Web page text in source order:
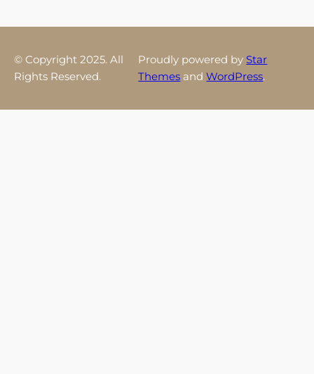
© Copyright 2025. All
Rights Reserved.
Proudly powered by Star
Themes andWordPress.